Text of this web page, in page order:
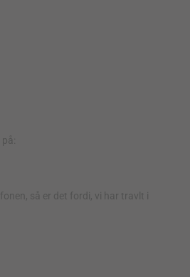
så er det fordi, vi har travlt i